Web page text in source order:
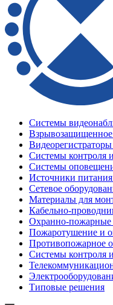
Системы
Взрывозащищенное
Системы контроля
Системы
Источники
Сетевое
Материалы для
Кабельно-
Охранно-пожарные
Пожаротушение и
Противопожарное
Системы контроля
Типовые решения